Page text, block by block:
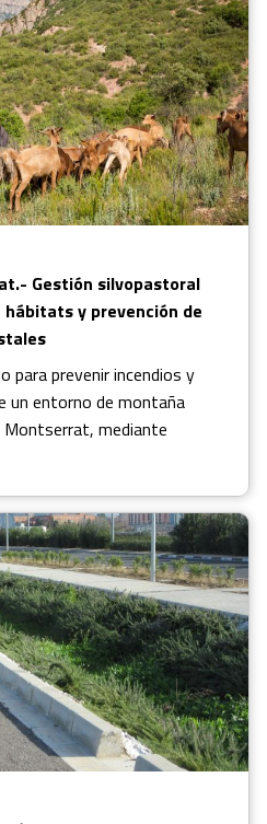
Gestión silvopastoral
y prevención de
para prevenir incendios y
un entorno de montaña
mediante